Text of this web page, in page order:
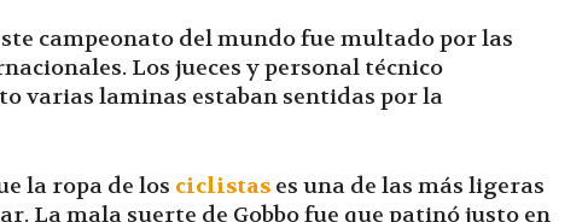
campeonato del mundo fue multado por las
Los jueces y personal técnico
varias laminas estaban sentidas por la
la ropa de los ciclistas es una de las más ligeras
La mala suerte de Gobbo fue que patinó justo en